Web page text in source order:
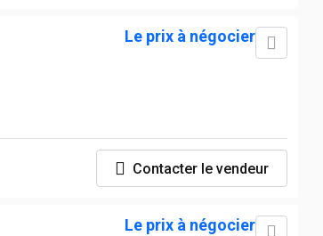
Le prix à négocier
Contacter le vendeur
Le prix à négocier